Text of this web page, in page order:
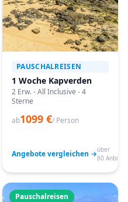
PAUSCHALREISEN
1 Woche Kapverden
2 Erw. - All Inclusive - 4
Sterne
ab1099 €/ Person
Angebote vergleichen →über
80
Pauschalreisen